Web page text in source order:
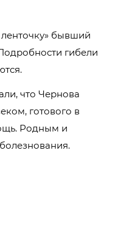
ленточку» бывший
гибели
что Чернова
готового в
Родным и